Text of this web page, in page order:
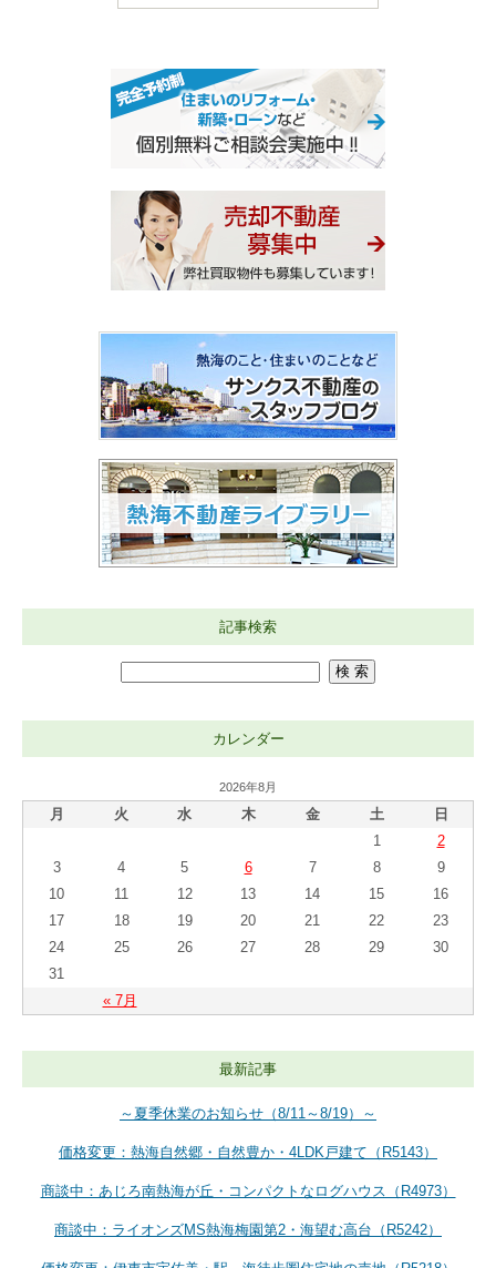
記事検索
カレンダー
2026年8月
月 火 水 木 金 土 日
« 7月
1
2
3
4 5 6 7 8
9
10
11 12 13 14 15
16
17
18 19 20 21 22
23
24
25 26 27 28 29
30
31
最新記事
～夏季休業のお知らせ（8/11～8/19）～
価格変更：熱海自然郷・自然豊か・4LDK戸建て（R5143）
商談中：あじろ南熱海が丘・コンパクトなログハウス（R4973）
商談中：ライオンズMS熱海梅園第2・海望む高台（R5242）